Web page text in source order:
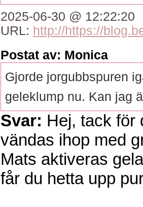
2025-06-30 @ 12:22:20
URL: http://https://
Postat av: Monica
Gjorde jorgubbspuren
geleklump nu. Kan jag
Svar: Hej, tack för
vändas ihop med
Mats aktiveras
får du hetta upp